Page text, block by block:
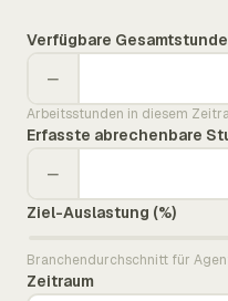
Verfügbare
−
Arbeitsstunden in diesem
Erfasste abrechenbare
−
Ziel-Auslastung (%)
Branchendurchschnitt für
Zeitraum